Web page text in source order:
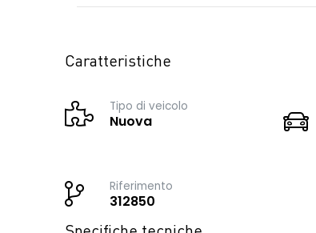
Caratteristiche
Tipo di veicolo
Nuova
Riferimento
312850